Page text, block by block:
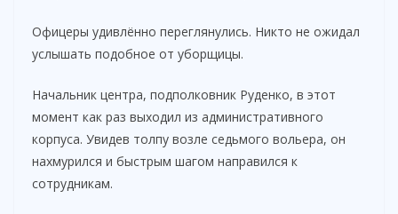
Офицеры удивлённо переглянулись. Никто не ожидал
услышать подобное от уборщицы.
Начальник центра, подполковник Руденко, в этот
момент как раз выходил из административного
корпуса. Увидев толпу возле седьмого вольера, он
нахмурился и быстрым шагом направился к
сотрудникам.